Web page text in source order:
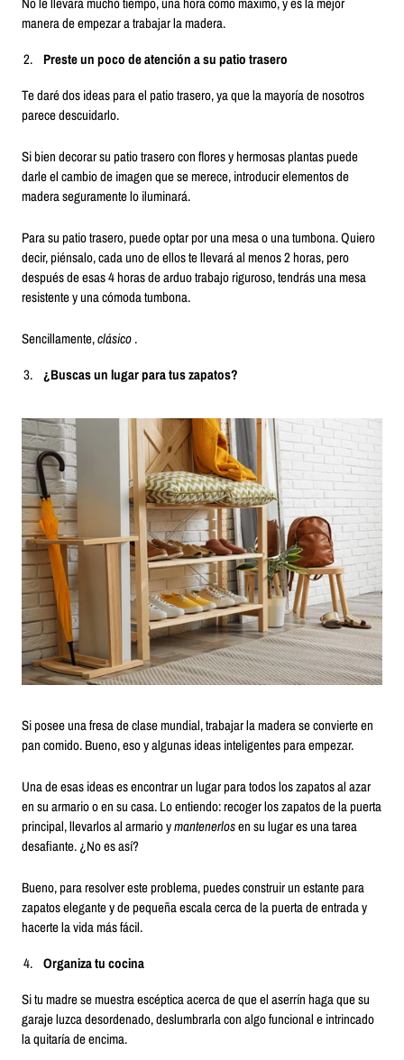
manera de empezar a trabajar la madera.
Preste un poco de atención a su patio trasero
Te daré dos ideas para el patio trasero, ya que la mayoría de nosotros
parece descuidarlo.
Si bien decorar su patio trasero con flores y hermosas plantas puede
darle el cambio de imagen que se merece, introducir elementos de
madera seguramente lo iluminará.
Para su patio trasero, puede optar por una mesa o una tumbona. Quiero
decir, piénsalo, cada uno de ellos te llevará al menos 2 horas, pero
después de esas 4 horas de arduo trabajo riguroso, tendrás una mesa
resistente y una cómoda tumbona.
Sencillamente,clásico.
¿Buscas un lugar para tus zapatos?
Si posee una fresa de clase mundial, trabajar la madera se convierte en
pan comido. Bueno, eso y algunas ideas inteligentes para empezar.
Una de esas ideas es encontrar un lugar para todos los zapatos al azar
en su armario o en su casa. Lo entiendo: recoger los zapatos de la puerta
principal, llevarlos al armario ymantenerlosen su lugar es una tarea
desafiante. ¿No es así?
Bueno, para resolver este problema, puedes construir un estante para
zapatos elegante y de pequeña escala cerca de la puerta de entrada y
hacerte la vida más fácil.
Organiza tu cocina
Si tu madre se muestra escéptica acerca de que el aserrín haga que su
garaje luzca desordenado, deslumbrarla con algo funcional e intrincado
la quitaría de encima.